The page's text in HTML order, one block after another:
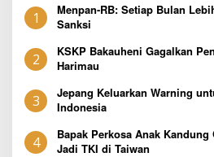
1
Menpan-RB: Setiap Bulan
Sanksi
2
KSKP Bakauheni Gagalkan
Harimau
3
Jepang Keluarkan Warning
Indonesia
4
Bapak Perkosa Anak
Jadi TKI di Taiwan